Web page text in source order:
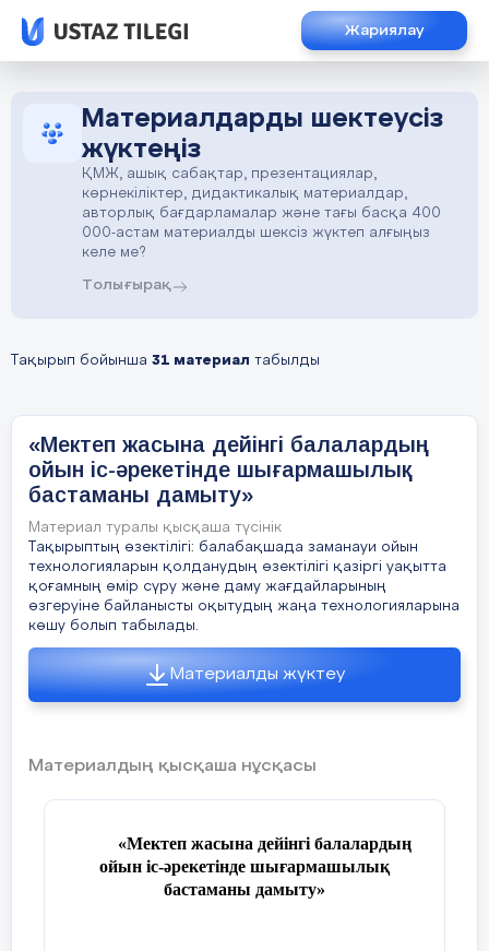
Жариялау
Материалдарды шектеусіз
жүктеңіз
ҚМЖ, ашық сабақтар, презентациялар,
көрнекіліктер, дидактикалық материалдар,
авторлық бағдарламалар және тағы басқа 400
000-астам материалды шексіз жүктеп алғыңыз
келе ме?
Толығырақ
Тақырып бойынша 31 материал табылды
«Мектеп жасына дейінгі балалардың
ойын іс-әрекетінде шығармашылық
бастаманы дамыту»
Материал туралы қысқаша түсінік
Тақырыптың өзектілігі: балабақшада заманауи ойын
технологияларын қолданудың өзектілігі қазіргі уақытта
қоғамның өмір сүру және даму жағдайларының
өзгеруіне байланысты оқытудың жаңа технологияларына
көшу болып табылады.
Материалды жүктеу
Материалдың қысқаша нұсқасы
«Мектеп жасына дейінгі балалардың
ойын іс-әрекетінде шығармашылық
бастаманы дамыту»